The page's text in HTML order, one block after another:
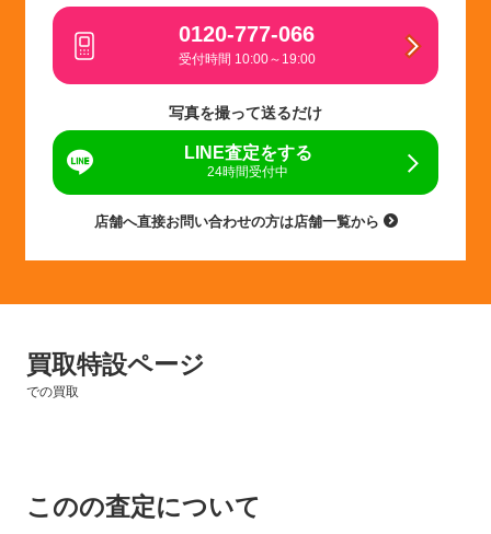
0120-777-066
受付時間 10:00～19:00
写真を撮って送るだけ
LINE査定をする
24時間受付中
店舗へ直接お問い合わせの方は店舗一覧から
買取特設ページ
での買取
このの査定について